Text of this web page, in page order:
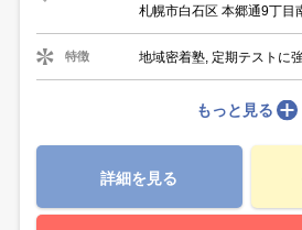
札幌市白石区 本郷通9丁目
特徴 地域密着塾, 定期テストに
もっと見る
詳細を見る